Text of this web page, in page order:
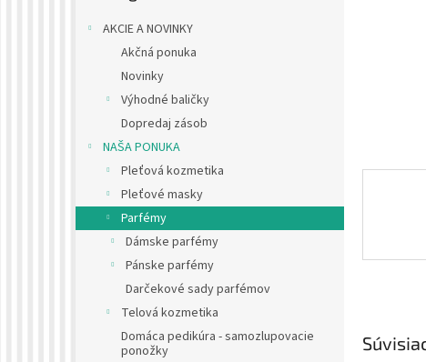
AKCIE A NOVINKY
Akčná ponuka
Novinky
Výhodné baličky
Dopredaj zásob
NAŠA PONUKA
Pleťová kozmetika
Pleťové masky
Parfémy
Dámske parfémy
Pánske parfémy
Darčekové sady parfémov
Telová kozmetika
Domáca pedikúra - samozlupovacie
ponožky